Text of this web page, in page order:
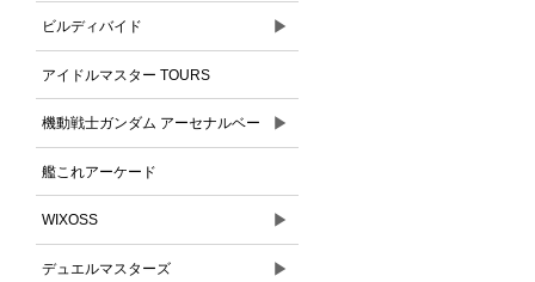
ビルディバイド ▶
アイドルマスター TOURS
機動戦士ガンダム アーセナルベー
ス
▶
艦これアーケード
WIXOSS ▶
デュエルマスターズ ▶